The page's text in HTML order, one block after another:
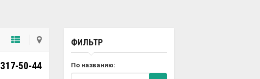
317-50-44
ФИЛЬТР
По названию: